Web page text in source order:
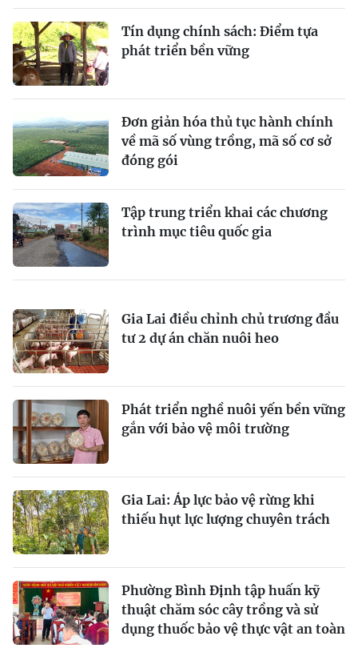
Tín dụng chính sách: Ðiểm tựa
phát triển bền vững
Đơn giản hóa thủ tục hành chính
về mã số vùng trồng, mã số cơ sở
đóng gói
Tập trung triển khai các chương
trình mục tiêu quốc gia
Gia Lai điều chỉnh chủ trương đầu
tư 2 dự án chăn nuôi heo
Phát triển nghề nuôi yến bền vững
gắn với bảo vệ môi trường
Gia Lai: Áp lực bảo vệ rừng khi
thiếu hụt lực lượng chuyên trách
Phường Bình Định tập huấn kỹ
thuật chăm sóc cây trồng và sử
dụng thuốc bảo vệ thực vật an toàn